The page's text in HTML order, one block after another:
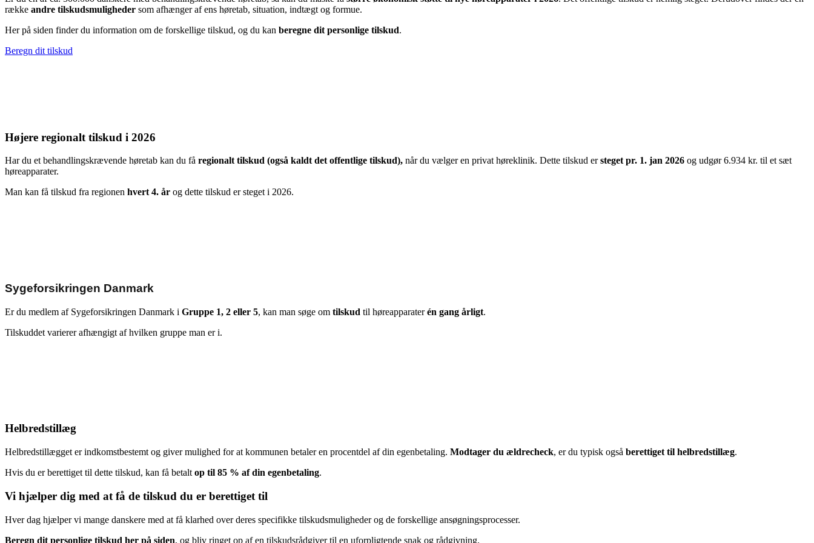
række andre tilskudsmuligheder som afhænger af ens høretab, situation, indtægt og formue.
Her på siden finder du information om de forskellige tilskud, og du kan beregne dit personlige tilskud.
Beregn dit tilskud
Højere regionalt tilskud i 2026
Har du et behandlingskrævende høretab kan du få regionalt tilskud (også kaldt det offentlige tilskud), når du vælger en privat høreklinik. Dette tilskud ersteget pr. 1. jan 2026 og udgør 6.934 kr. til et sæt
høreapparater.
Man kan få tilskud fra regionen hvert 4. år og dette tilskud er steget i 2026.
Sygeforsikringen Danmark
Er du medlem af Sygeforsikringen Danmark i Gruppe 1, 2 eller 5, kan man søge om tilskud til høreapparaterén gang årligt.
Tilskuddet varierer afhængigt af hvilken gruppe man er i.
Helbredstillæg
Helbredstillægget er indkomstbestemt og giver mulighed for at kommunen betaler en procentdel af din egenbetaling. Modtager du ældrecheck, er du typisk også berettiget til helbredstillæg.
Hvis du er berettiget til dette tilskud, kan få betalt op til 85 % af din egenbetaling.
Vi hjælper dig med at få de tilskud du er berettiget til
Hver dag hjælper vi mange danskere med at få klarhed over deres specifikke tilskudsmuligheder og de forskellige ansøgningsprocesser.
Beregn dit personlige tilskud her på siden, og bliv ringet op af en tilskudsrådgiver til en uforpligtende snak og rådgivning.